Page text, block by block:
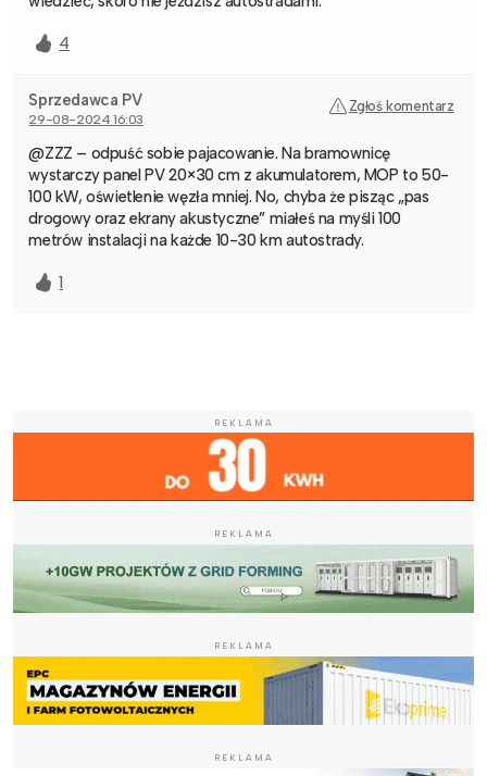
4
Sprzedawca PV
29-08-2024 16:03
Zgłoś komentarz
@ZZZ – odpuść sobie pajacowanie. Na bramownicę
wystarczy panel PV 20×30 cm z akumulatorem, MOP to 50-
100 kW, oświetlenie węzła mniej. No, chyba że pisząc „pas
drogowy oraz ekrany akustyczne” miałeś na myśli 100
metrów instalacji na każde 10-30 km autostrady.
1
REKLAMA
REKLAMA
REKLAMA
REKLAMA